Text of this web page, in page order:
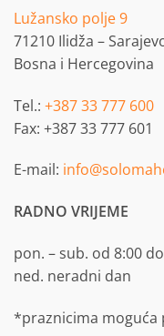
Lužansko polje 9
71210 Ilidža –
Bosna i Hercegovina
Tel.: +387 33 777 600
Fax: +387 33 777 601
E-mail:
RADNO VRIJEME
pon. – sub. od 8:00
ned. neradni dan
*praznicima